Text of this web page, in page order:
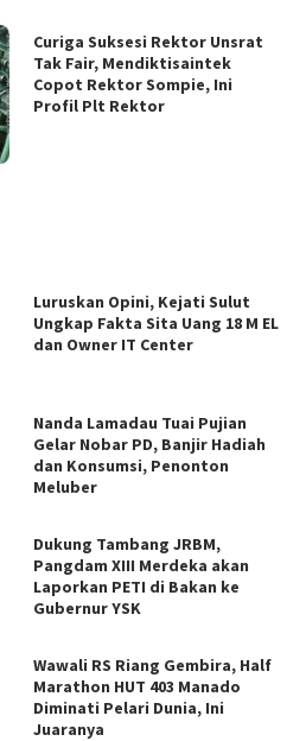
Curiga Suksesi Rektor Unsrat
Tak Fair, Mendiktisaintek
Copot Rektor Sompie, Ini
Profil Plt Rektor
Luruskan Opini, Kejati Sulut
Ungkap Fakta Sita Uang 18 M EL
dan Owner IT Center
Nanda Lamadau Tuai Pujian
Gelar Nobar PD, Banjir Hadiah
dan Konsumsi, Penonton
Meluber
Dukung Tambang JRBM,
Pangdam XIII Merdeka akan
Laporkan PETI di Bakan ke
Gubernur YSK
Wawali RS Riang Gembira, Half
Marathon HUT 403 Manado
Diminati Pelari Dunia, Ini
Juaranya